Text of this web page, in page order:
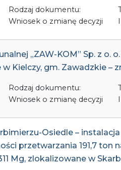
Rodzaj dokumentu:
Wniosek o zmianę decyzji
„ZAW-KOM” Sp. z
Kielczy, gm. Zawadzkie –
Rodzaj dokumentu:
Wniosek o zmianę decyzji
Osiedle –
przetwarzania 191,7
Mg, zlokalizowane w